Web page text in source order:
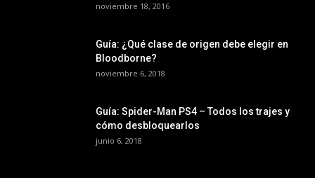
noviembre 18, 2016
Guía: ¿Qué clase de origen debe elegir en
Bloodborne?
noviembre 6, 2018
Guía: Spider-Man PS4 – Todos los trajes y
cómo desbloquearlos
junio 6, 2018